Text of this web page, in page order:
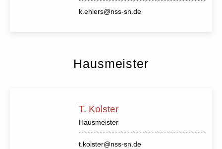
k.ehlers@nss-sn.de
Hausmeister
T. Kolster
Hausmeister
t.kolster@nss-sn.de